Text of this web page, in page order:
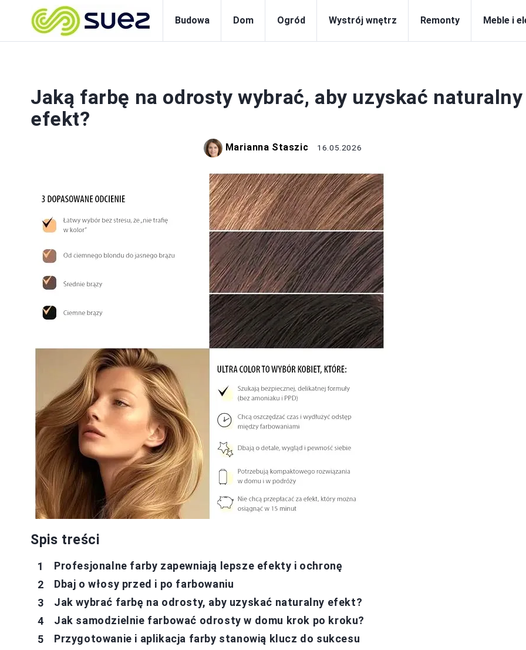
Budowa Dom Ogród Wystrój wnętrz Remonty Meble i
Jaką farbę na odrosty wybrać, aby uzyskać naturalny
efekt?
Marianna Staszic 16.05.2026
Spis treści
Profesjonalne farby zapewniają lepsze efekty i ochronę
Dbaj o włosy przed i po farbowaniu
Jak wybrać farbę na odrosty, aby uzyskać naturalny efekt?
Jak samodzielnie farbować odrosty w domu krok po kroku?
Przygotowanie i aplikacja farby stanowią klucz do sukcesu